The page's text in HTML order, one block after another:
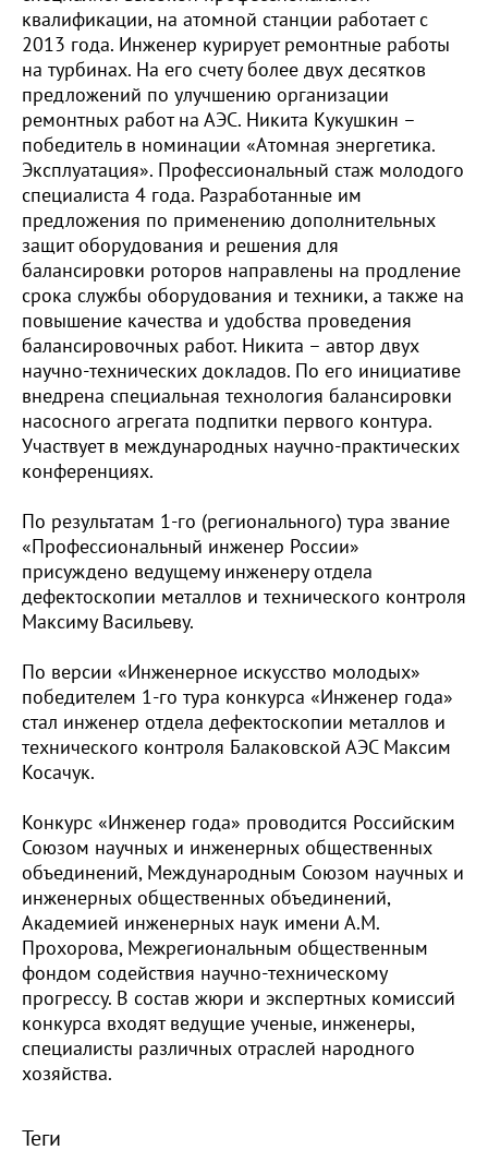
квалификации, на атомной станции работает с
2013 года. Инженер курирует ремонтные работы
на турбинах. На его счету более двух десятков
предложений по улучшению организации
ремонтных работ на АЭС. Никита Кукушкин –
победитель в номинации «Атомная энергетика.
Эксплуатация». Профессиональный стаж молодого
специалиста 4 года. Разработанные им
предложения по применению дополнительных
защит оборудования и решения для
балансировки роторов направлены на продление
срока службы оборудования и техники, а также на
повышение качества и удобства проведения
балансировочных работ. Никита – автор двух
научно-технических докладов. По его инициативе
внедрена специальная технология балансировки
насосного агрегата подпитки первого контура.
Участвует в международных научно-практических
конференциях.
По результатам 1-го (регионального) тура звание
«Профессиональный инженер России»
присуждено ведущему инженеру отдела
дефектоскопии металлов и технического контроля
Максиму Васильеву.
По версии «Инженерное искусство молодых»
победителем 1-го тура конкурса «Инженер года»
стал инженер отдела дефектоскопии металлов и
технического контроля Балаковской АЭС Максим
Косачук.
Конкурс «Инженер года» проводится Российским
Союзом научных и инженерных общественных
объединений, Международным Союзом научных и
инженерных общественных объединений,
Академией инженерных наук имени А.М.
Прохорова, Межрегиональным общественным
фондом содействия научно-техническому
прогрессу. В состав жюри и экспертных комиссий
конкурса входят ведущие ученые, инженеры,
специалисты различных отраслей народного
хозяйства.
Теги